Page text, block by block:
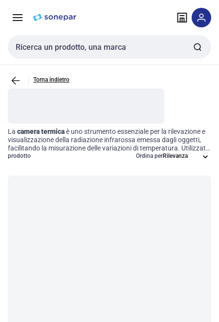
navigazione alla
Cerca input
Torna indietro
La camera termicaè uno strumento essenziale per la rilevazione e
visualizzazione della radiazione infrarossa emessa dagli oggetti,
facilitando la misurazione delle variazioni di temperatura. Utilizzata
in settori come le ispezioni edilizie, la manutenzione elettrica e la
prodotto Ordina per